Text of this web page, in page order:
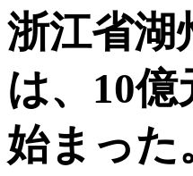
浙江省湖
は、10
始まった